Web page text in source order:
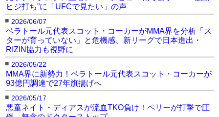
ヒジ打ち”に「UFCで見たい」の声
■ 2026/06/07
ベラトール元代表スコット・コーカーがMMA界を分析「ス
ターが育っていない」と危機感、新リーグで日本進出・
RIZIN協力も視野に
■ 2026/05/22
MMA界に新勢力！ベラトール元代表スコット・コーカーが
93億円調達で27年旗揚げへ
■ 2026/05/17
悪童ネイト・ディアスが流血TKO負け！ペリーが打撃で圧